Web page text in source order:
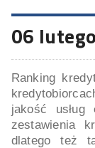
06 lutego
Ranking
jakość usług
zestawienia
dlatego też